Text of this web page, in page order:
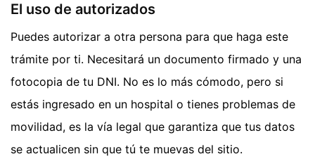
El uso de autorizados
Puedes autorizar a otra persona para que haga este
trámite por ti. Necesitará un documento firmado y una
fotocopia de tu DNI. No es lo más cómodo, pero si
estás ingresado en un hospital o tienes problemas de
movilidad, es la vía legal que garantiza que tus datos
se actualicen sin que tú te muevas del sitio.